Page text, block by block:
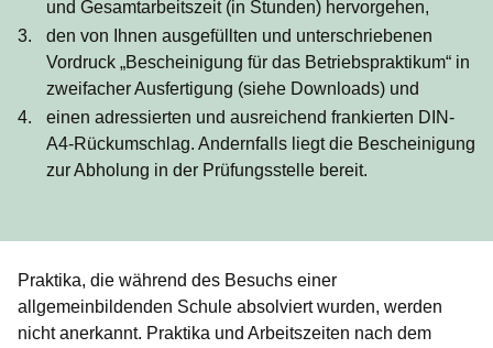
und Gesamtarbeitszeit (in Stunden) hervorgehen,
den von Ihnen ausgefüllten und unterschriebenen
Vordruck „Bescheinigung für das Betriebspraktikum“ in
zweifacher Ausfertigung (siehe Downloads) und
einen adressierten und ausreichend frankierten DIN-
A4-Rückumschlag. Andernfalls liegt die Bescheinigung
zur Abholung in der Prüfungsstelle bereit.
Praktika, die während des Besuchs einer
allgemeinbildenden Schule absolviert wurden, werden
nicht anerkannt. Praktika und Arbeitszeiten nach dem